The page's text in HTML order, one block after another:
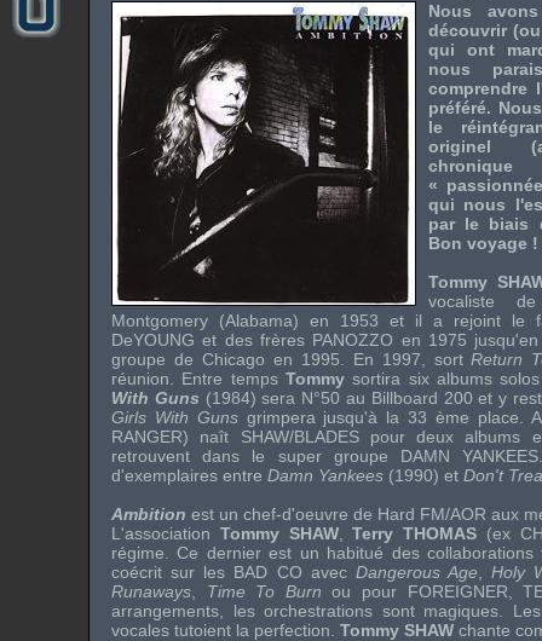
Nous
découvrir
qui ont
nous
comprendre
préféré.
le
originel
«
qui nous
par le biais
Bon voyage !
Tommy
vocaliste
Montgomery (Alabama) en 1953 et il a rejoint le
DeYOUNG et des frères PANOZZO en 1975
groupe de Chicago en 1995. En 1997, sortReturn
réunion. Entre temps Tommy sortira six albums
With Guns (1984) sera N°50 au Billboard 200 et y
Girls With Gunsgrimpera jusqu'à la 33 ème place.
RANGER) naît SHAW/BLADESpour deux albums
retrouvent dans le super groupe DAMN YANKEES
d'exemplaires entre Damn Yankees (1990) et Don't
Ambition est un chef-d'oeuvre de Hard FM/AOR aux
L'association Tommy SHAW,Terry THOMAS (ex
régime. Ce dernier est un habitué des
coécrit sur les BAD CO avec Dangerous Age ,Holy
Runaways
Time To Burn ou pour FOREIGNER ,
arrangements, les orchestrations sont magiques.
vocales tutoient la perfection. Tommy SHAW chante